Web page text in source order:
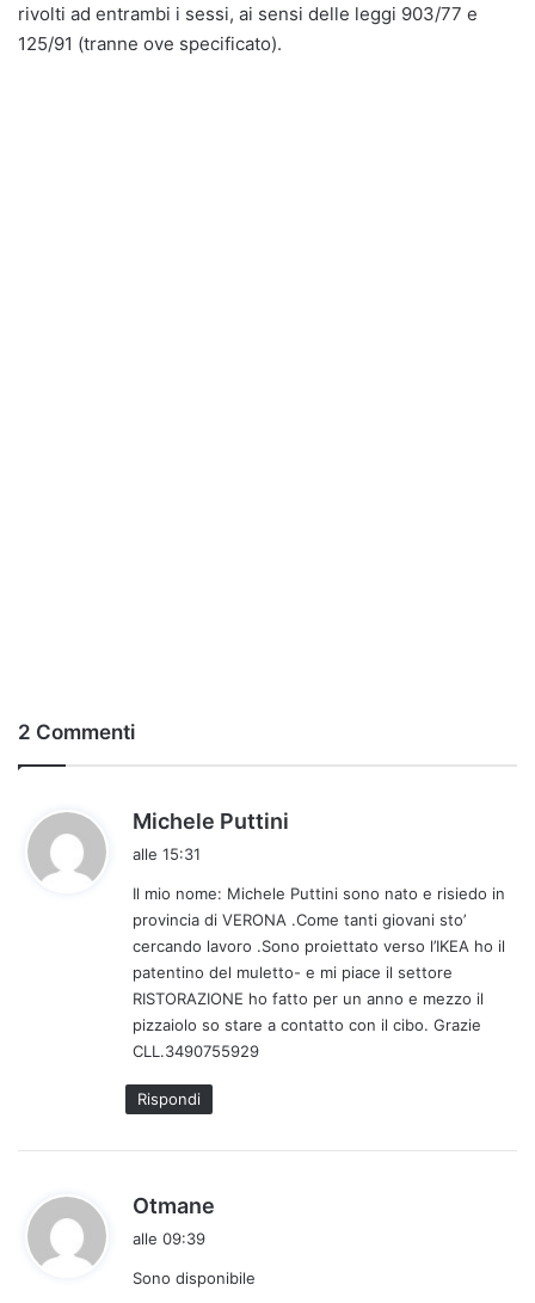
rivolti ad entrambi i sessi, ai sensi delle leggi 903/77 e
125/91 (tranne ove specificato).
2 Commenti
Michele Puttini
e
t
t
o
:
alle 15:31
Il mio nome: Michele Puttini sono nato e risiedo in
provincia di VERONA .Come tanti giovani sto’
cercando lavoro .Sono proiettato verso l’IKEA ho il
patentino del muletto- e mi piace il settore
RISTORAZIONE ho fatto per un anno e mezzo il
pizzaiolo so stare a contatto con il cibo. Grazie
CLL.3490755929
Rispondi
Otmane
e
alle 09:39
Sono disponibile